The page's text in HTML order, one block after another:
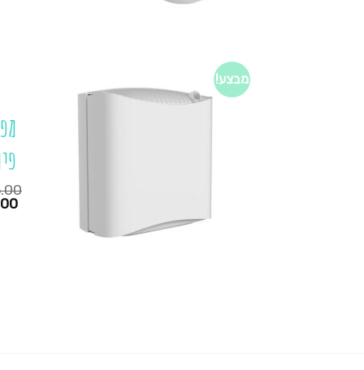
מבצע!
המחיר